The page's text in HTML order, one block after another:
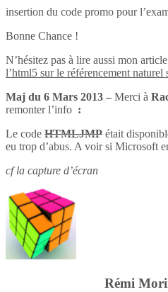
insertion du code promo pour
Bonne Chance !
N’hésitez pas à lire aussi mon
l’html5 sur le référencement naturel
Maj du 6 Mars 2013 – Merci à
remonter l’info :
Le code HTMLJMP était
eu trop d’abus. A voir si Microsoft
cf la capture d’écran
Rémi